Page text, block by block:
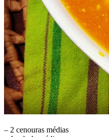
– 2 cenouras médias